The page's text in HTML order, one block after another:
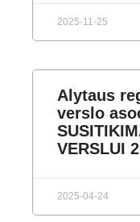
2025-11-25
Alytaus
verslo
VERSLUI
2025-04-24